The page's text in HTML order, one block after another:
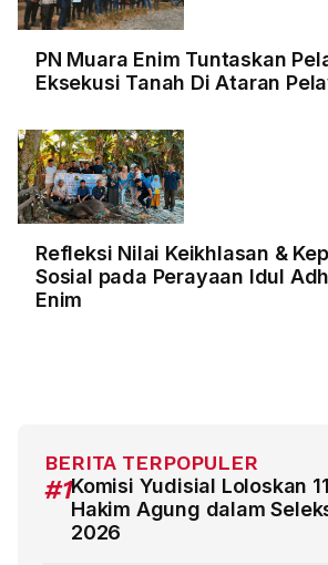
PN Muara Enim Tuntaskan
Eksekusi Tanah Di Ataran
Refleksi Nilai Keikhlasan &
Sosial pada Perayaan Idul
Enim
BERITA TERPOPULER
#1Komisi Yudisial Loloskan
Hakim Agung dalam
2026